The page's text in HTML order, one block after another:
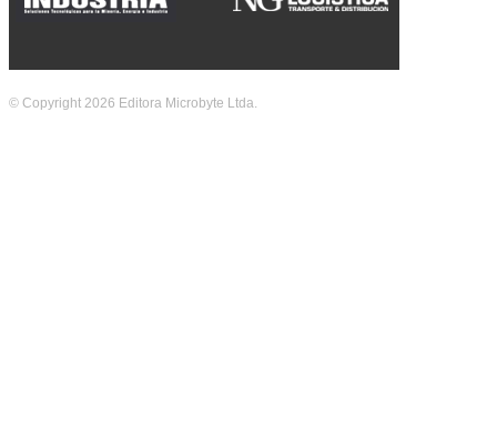
© Copyright 2026 Editora Microbyte Ltda.